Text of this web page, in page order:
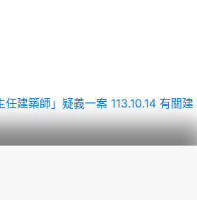
任建築師」疑義一案 113.10.14 有關建